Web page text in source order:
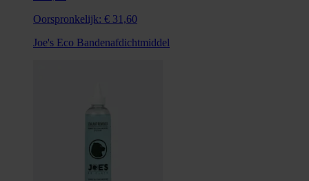
Oorspronkelijk: € 31,60
Joe's Eco Bandenafdichtmiddel